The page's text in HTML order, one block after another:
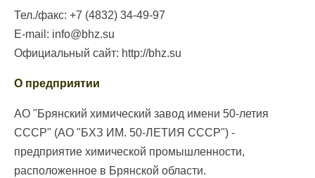
Тел./факс: +7 (4832) 34-49-97
E-mail: info@bhz.su
Официальный сайт: http://bhz.su
О предприятии
АО "Брянский химический завод имени 50-летия
СССР" (АО "БХЗ ИМ. 50-ЛЕТИЯ СССР") -
предприятие химической промышленности,
расположенное в Брянской области.